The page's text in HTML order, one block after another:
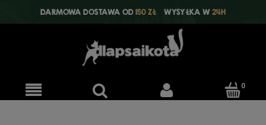
DARMOWA DOSTAWA OD150 ZŁ WYSYŁKA W24H